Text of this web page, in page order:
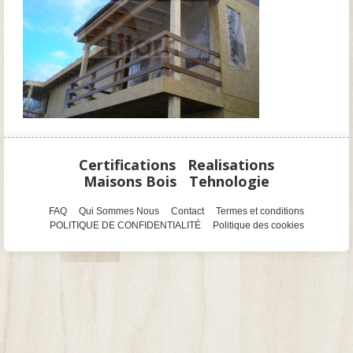
Certifications
Realisations
Maisons Bois
Tehnologie
FAQ Qui Sommes Nous Contact
Termes et conditions
POLITIQUE DE CONFIDENTIALITÉ
Politique des cookies